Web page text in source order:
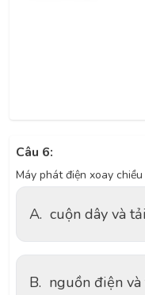
Câu 6:
Máy phát điện xoay
A. cuộn dây và
B. nguồn điện